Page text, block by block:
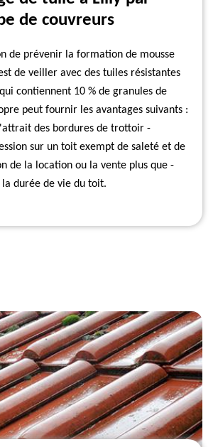
de couvreurs
de prévenir la formation de mousse
de veiller avec des tuiles résistantes
contiennent 10 % de granules de
peut fournir les avantages suivants :
des bordures de trottoir -
sur un toit exempt de saleté et de
de la location ou la vente plus que -
durée de vie du toit.